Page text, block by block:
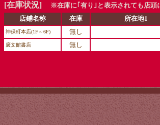
[在庫状況]
※在庫に｢有り｣と表示されても店頭
店鋪名称
在庫 所在地1
神保町本店(1F～6F) 無し
廣文館書店 無し